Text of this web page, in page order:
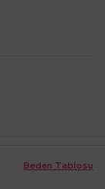
Beden Tablosu